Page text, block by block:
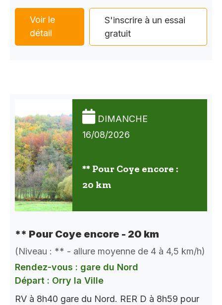
Voir le
détail
S'inscrire à un essai
gratuit
DIMANCHE
16/08/2026
** Pour Coye encore :
20 km
** Pour Coye encore - 20 km
(Niveau : ** - allure moyenne de 4 à 4,5 km/h)
Rendez-vous : gare du Nord
Départ : Orry la Ville
RV à 8h40 gare du Nord. RER D à 8h59 pour